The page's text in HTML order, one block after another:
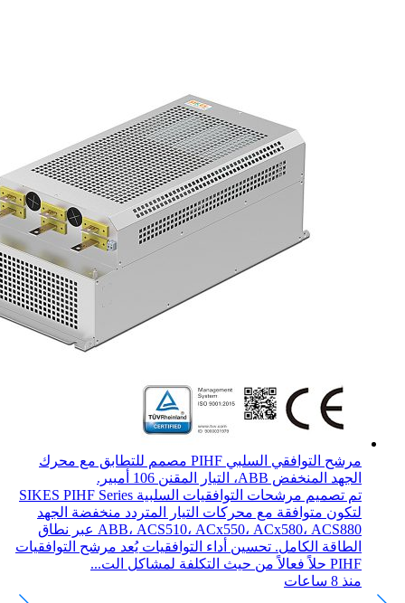
مرشح التوافقي السلبي PIHF مصمم للتطابق مع محرك
الجهد المنخفض ABB، التيار المقنن 106 أمبير.
تم تصميم مرشحات التوافقيات السلبية SIKES PIHF Series
لتكون متوافقة مع محركات التيار المتردد منخفضة الجهد
ABB، ACS510، ACx550، ACx580، ACS880 عبر نطاق
الطاقة الكامل. تحسين أداء التوافقيات يُعد مرشح التوافقيات
PIHF حلاً فعالاً من حيث التكلفة لمشاكل الت...
منذ 8 ساعات